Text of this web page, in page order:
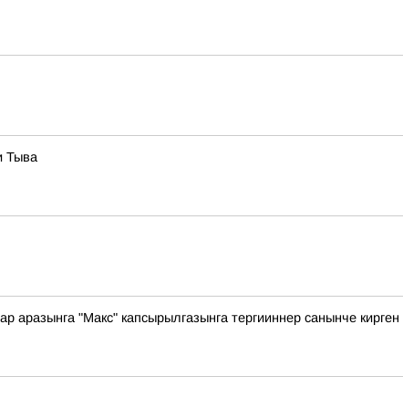
Тыва
"Макс" капсырылгазынга тергииннер санынче кирген